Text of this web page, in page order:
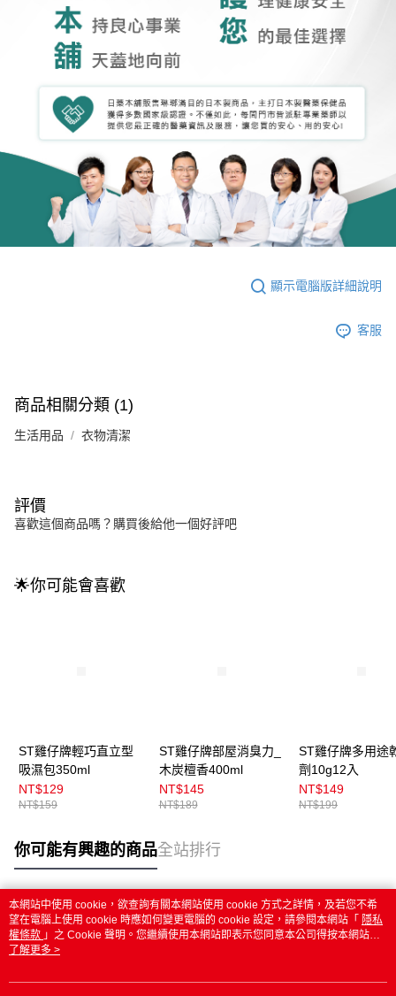
顯示電腦版詳細說明
客服
商品相關分類 (1)
生活用品 衣物清潔
評價
喜歡這個商品嗎？購買後給他一個好評吧
🌟你可能會喜歡
ST雞仔牌輕巧直立型
吸濕包350ml
NT$129
NT$159
ST雞仔牌部屋消臭力_
木炭檀香400ml
NT$145
NT$189
ST雞仔牌多用途
劑10g12入
NT$149
NT$199
你可能有興趣的商品全站排行
熱門標籤
本網站中使用 cookie，欲查詢有關本網站使用 cookie 方式之詳情，及若您不希
望在電腦上使用 cookie 時應如何變更電腦的 cookie 設定，請參閱本網站「 隱私
權條款 」之 Cookie 聲明。您繼續使用本網站即表示您同意本公司得按本網站使
用條款之 Cookie 聲明使用 cookie。
了解更多 >